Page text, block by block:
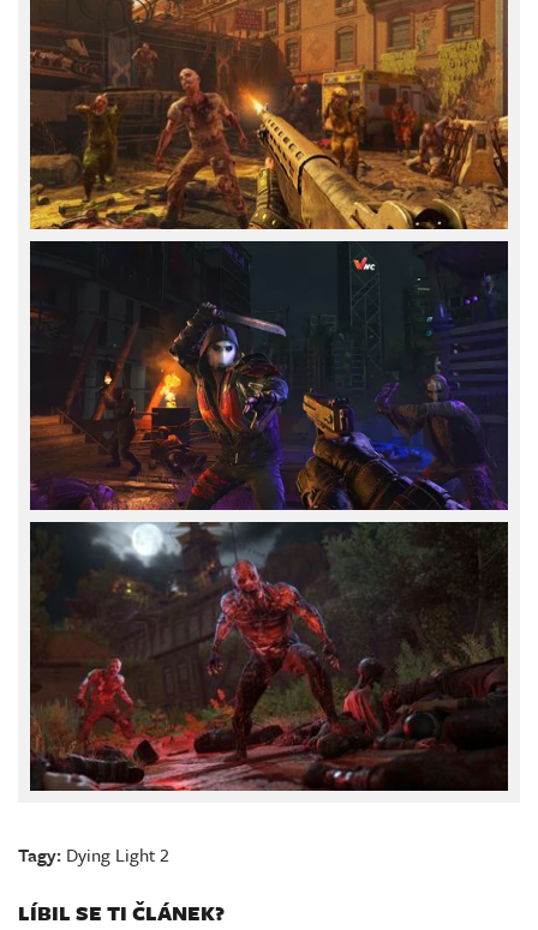
Tagy: Dying Light 2
LÍBIL SE TI ČLÁNEK?